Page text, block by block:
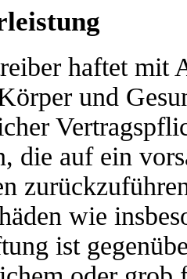
haftet mit
und
die auf ein
wie
ist